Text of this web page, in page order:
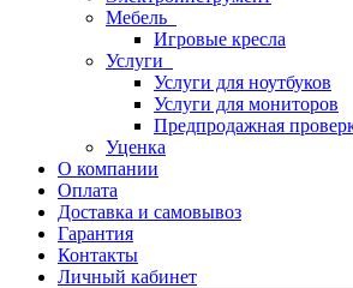
Мебель
Игровые кресла
Услуги
Услуги для ноутбуков
Услуги для мониторов
Предпродажная
Уценка
О компании
Оплата
Доставка и самовывоз
Гарантия
Контакты
Личный кабинет